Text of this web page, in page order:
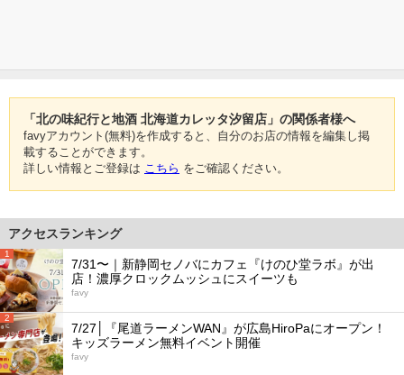
「北の味紀行と地酒 北海道カレッタ汐留店」の関係者様へ
favyアカウント(無料)を作成すると、自分のお店の情報を編集し掲
載することができます。
詳しい情報とご登録は こちら をご確認ください。
アクセスランキング
1
7/31〜｜新静岡セノバにカフェ『けのひ堂ラボ』が出
店！濃厚クロックムッシュにスイーツも
favy
2
7/27│『尾道ラーメンWAN』が広島HiroPaにオープン！
キッズラーメン無料イベント開催
favy